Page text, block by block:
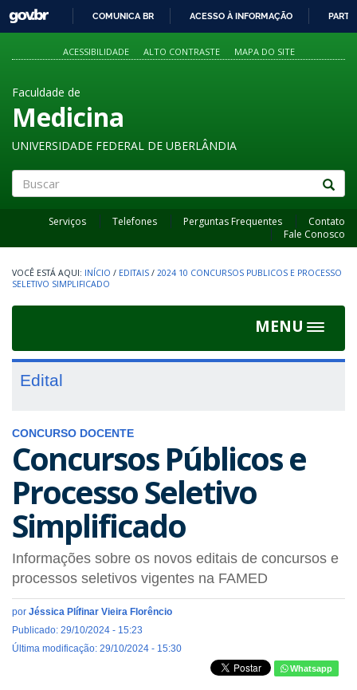
PARA
O
GOVBR
COMUNICA BR ACESSO À INFORMAÇÃO
ACESSIBILIDADE ALTO CONTRASTE MAPA DO SITE
Faculdade de
Medicina
UNIVERSIDADE FEDERAL DE UBERLÂNDIA
Serviços Telefones Perguntas Frequentes
Contato
Fale Conosco
INÍCIO / EDITAIS / 2024 10 CONCURSOS PUBLICOS E PROCESSO
SELETIVO SIMPLIFICADO
MENU
Toggle
Edital
CONCURSO DOCENTE
Concursos Públicos e
Processo Seletivo
Simplificado
Informações sobre os novos editais de concursos e
processos seletivos vigentes na FAMED
por Jéssica Plífinar Vieira Florêncio
Publicado: 29/10/2024 - 15:23
Última modificação: 29/10/2024 - 15:30
Whatsapp